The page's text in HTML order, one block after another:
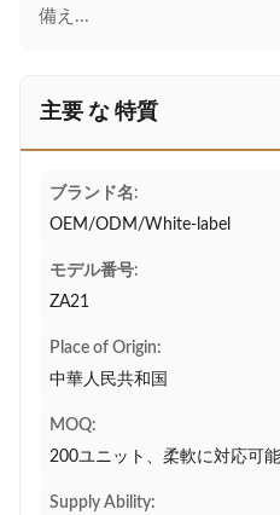
備え...
主要 な 特質
ブランド名:
OEM/ODM/White-label
モデル番号:
ZA21
Place of Origin:
中華人民共和国
MOQ:
200ユニット、柔軟に対応可能
Supply Ability: